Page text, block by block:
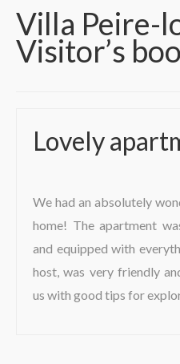
Home
The villas
Contact
Villa Peire-
Visitor’s
Lovely
We had an absolutely
home! The apartment
and equipped with
host, was very friendly
us with good tips for